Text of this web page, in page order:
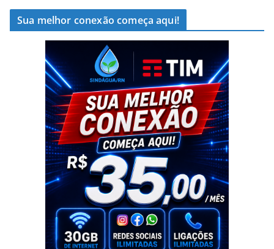
Sua melhor conexão começa aqui!